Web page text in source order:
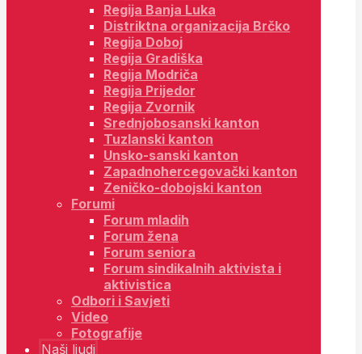
Regija Banja Luka
Distriktna organizacija Brčko
Regija Doboj
Regija Gradiška
Regija Modriča
Regija Prijedor
Regija Zvornik
Srednjobosanski kanton
Tuzlanski kanton
Unsko-sanski kanton
Zapadnohercegovački kanton
Zeničko-dobojski kanton
Forumi
Forum mladih
Forum žena
Forum seniora
Forum sindikalnih aktivista i
aktivistica
Odbori i Savjeti
Video
Fotografije
Naši ljudi